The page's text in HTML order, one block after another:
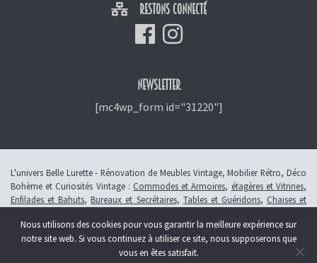
RESTONS CONNECTÉ
NEWSLETTER
[mc4wp_form id="31220"]
L'univers Belle Lurette - Rénovation de Meubles Vintage, Mobilier Rétro, Déco
Bohème et Curiosités Vintage : Commodes et Armoires, étagères et Vitrines,
Enfilades et Bahuts,Bureaux et Secrétaires, Tables et Guéridons, Chaises et
© 2013 - 2026 L'atelier Belle Lurette - Rénovation de meubles vintage, en
Alsace à Colmar -Révoquer le consentement
Nous utilisons des cookies pour vous garantir la meilleure expérience sur
notre site web. Si vous continuez à utiliser ce site, nous supposerons que
vous en êtes satisfait.